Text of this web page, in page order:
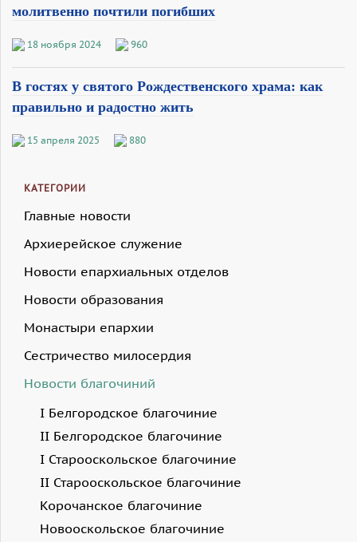
молитвенно почтили погибших
18 ноября 2024 960
В гостях у святого Рождественского храма: как
правильно и радостно жить
15 апреля 2025 880
КАТЕГОРИИ
Главные новости
Архиерейское служение
Новости епархиальных отделов
Новости образования
Монастыри епархии
Сестричество милосердия
Новости благочиний
I Белгородское благочиние
II Белгородское благочиние
I Старооскольское благочиние
II Старооскольское благочиние
Корочанское благочиние
Новооскольское благочиние